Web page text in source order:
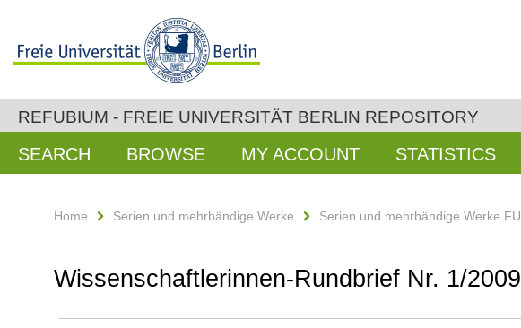
REFUBIUM - FREIE UNIVERSITÄT BERLIN REPOSITORY
SEARCH BROWSE MY ACCOUNT STATISTICS
Home Serien und mehrbändige Werke Serien und mehrbändige Werke FU
Wissenschaftlerinnen-Rundbrief Nr. 1/2009